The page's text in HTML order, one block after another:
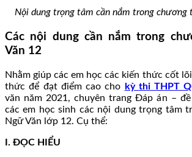
Nội dung trọng tâm cần nắm trong chương
Các nội dung cần nắm trong
Văn 12
Nhằm giúp các em học các kiến thức cốt
thức để đạt điểm cao cho
kỳ thi THPT
văn năm 2021, chuyên trang Đáp án –
các em học sinh các nội dung trọng tâm
Ngữ Văn lớp 12. Cụ thể:
I. ĐỌC HIỂU